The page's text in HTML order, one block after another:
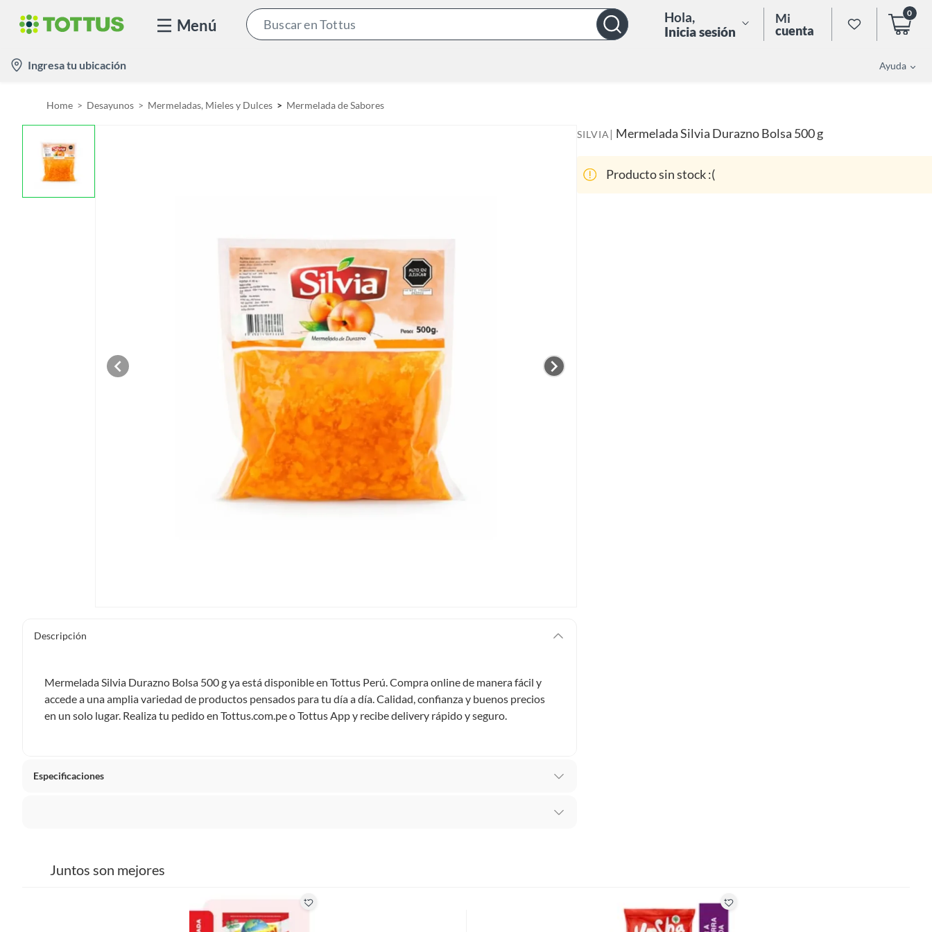
Menú Hola,
Inicia sesión
Mi
cuenta
0
Ingresa tu ubicación Ayuda
Home Desayunos Mermeladas, Mieles y Dulces Mermelada de Sabores
Descripción
Mermelada Silvia Durazno Bolsa 500 g ya está disponible en Tottus Perú. Compra online de manera fácil y
accede a una amplia variedad de productos pensados para tu día a día. Calidad, confianza y buenos precios
en un solo lugar. Realiza tu pedido en Tottus.com.pe o Tottus App y recibe delivery rápido y seguro.
Especificaciones
500 g
pueden devolver ni cambiar. Conoce cuáles son:
Falabella, Tottus y otros vendedores tienen:
48 horas: cemento, mezclas de hormigón, morteros, yeso y otros productos para asfalto, hormigón, albañilería.
SILVIA | Mermelada Silvia Durazno Bolsa 500 g
Producto sin stock :(
Juntos son mejores